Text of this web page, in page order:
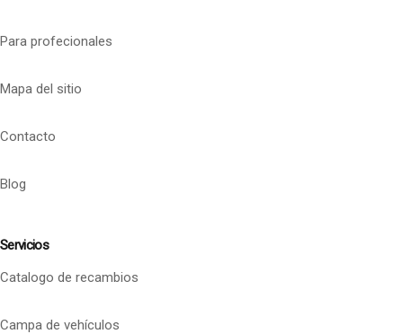
Para profecionales
Mapa del sitio
Contacto
Blog
Servicios
Catalogo de recambios
Campa de vehículos